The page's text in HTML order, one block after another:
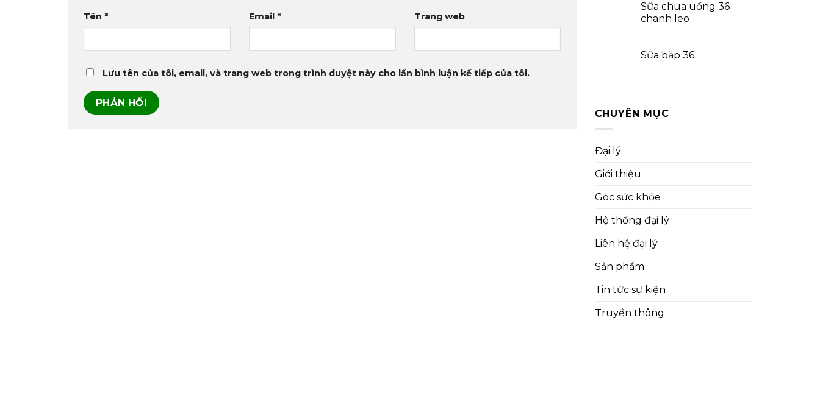
Tên * Email * Trang web
Lưu tên của tôi, email, và trang web trong trình duyệt này cho lần bình luận kế tiếp của tôi.
Sữa chua uống 36
chanh leo
Sữa bắp 36
CHUYÊN MỤC
Đại lý
Giới thiệu
Góc sức khỏe
Hệ thống đại lý
Liên hệ đại lý
Sản phẩm
Tin tức sự kiện
Truyền thông